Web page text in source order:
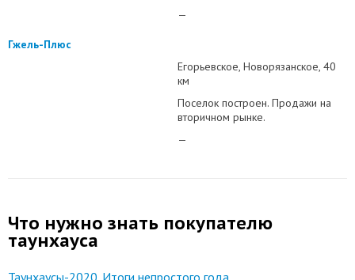
—
Гжель-Плюс
Егорьевское Новорязанское 40
км
Поселок построен. Продажи на
вторичном рынке.
—
Что нужно знать покупателю
таунхауса
Таунхаусы-2020. Итоги непростого года